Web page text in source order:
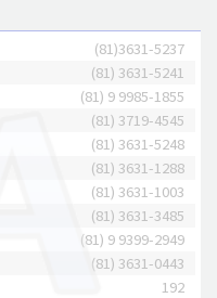
(81)3631-5237
(81) 3631-5241
(81) 9 9985-1855
(81) 3719-4545
(81) 3631-5248
(81) 3631-1288
(81) 3631-1003
(81) 3631-3485
(81) 9 9399-2949
(81) 3631-0443
192